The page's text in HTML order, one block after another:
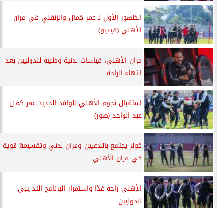
الظهور الأول لـ عمر كمال والزنفلي في مران
الأهلي (فيديو)
مران الأهلي، قياسات بدنية وطبية للدوليين بعد
انتهاء الراحة
استقبال نجوم الأهلي للوافد الجديد عمر كمال
عبد الواحد (صور)
كولر يجتمع باللاعبين ومران بدني وتقسيمة قوية
في مران الأهلي
الأهلي راحة غدًا واستمرار البرنامج التدريبي
للدوليين